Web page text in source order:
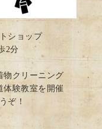
ショップ
2分
物クリーニング
体験教室を開催
ぞ！